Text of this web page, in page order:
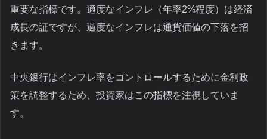
重要な指標です。適度なインフレ（年率2%程度）は経済
成長の証ですが、過度なインフレは通貨価値の下落を招
きます。
中央銀行はインフレ率をコントロールするために金利政
策を調整するため、投資家はこの指標を注視していま
す。